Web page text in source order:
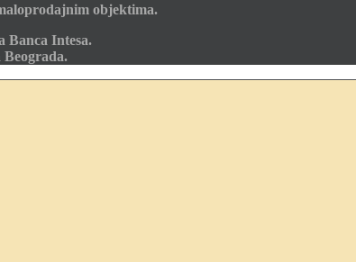
objektima.
Banca Intesa.
Beograda.